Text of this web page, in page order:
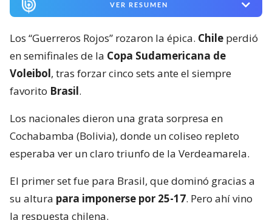
VER RESUMEN
Los “Guerreros Rojos” rozaron la épica. Chile perdió
en semifinales de la Copa Sudamericana de
Voleibol, tras forzar cinco sets ante el siempre
favorito Brasil.
Los nacionales dieron una grata sorpresa en
Cochabamba (Bolivia), donde un coliseo repleto
esperaba ver un claro triunfo de la Verdeamarela.
El primer set fue para Brasil, que dominó gracias a
su altura para imponerse por 25-17. Pero ahí vino
la respuesta chilena.